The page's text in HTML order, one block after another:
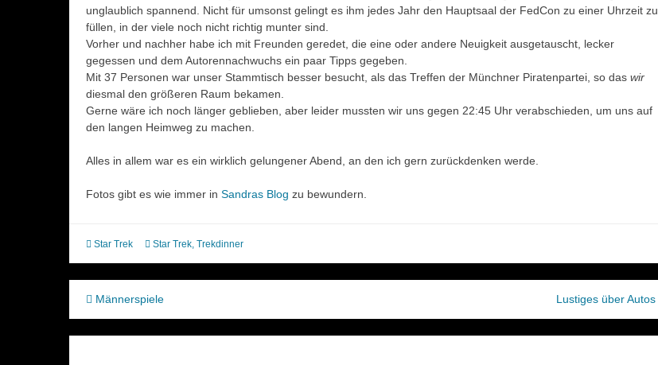
unglaublich spannend. Nicht für umsonst gelingt es ihm jedes Jahr den Hauptsaal der FedCon zu einer Uhrzeit zu
füllen, in der viele noch nicht richtig munter sind.
Vorher und nachher habe ich mit Freunden geredet, die eine oder andere Neuigkeit ausgetauscht, lecker
gegessen und dem Autorennachwuchs ein paar Tipps gegeben.
Mit 37 Personen war unser Stammtisch besser besucht, als das Treffen der Münchner Piratenpartei, so das wir
diesmal den größeren Raum bekamen.
Gerne wäre ich noch länger geblieben, aber leider mussten wir uns gegen 22:45 Uhr verabschieden, um uns auf
den langen Heimweg zu machen.
Alles in allem war es ein wirklich gelungener Abend, an den ich gern zurückdenken werde.
Fotos gibt es wie immer in Sandras Blog zu bewundern.
Star Trek Star Trek Trekdinner
Beitragsnavigation
Männerspiele Lustiges über Autos